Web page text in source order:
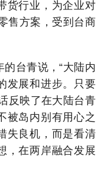
货行业，为企业对
售方案，受到台商
台青说，“大陆内
发展和进步。只要
反映了在大陆台青
被岛内别有用心之
失良机，而是看清
，在两岸融合发展